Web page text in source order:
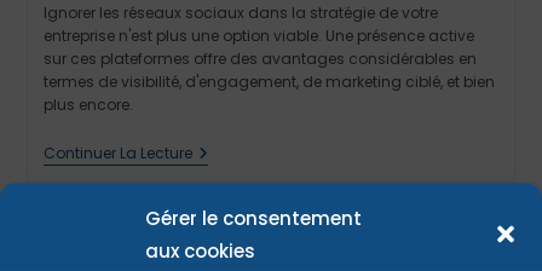
Gérer le consentement
aux cookies
Ignorer les réseaux sociaux dans la stratégie de votre
entreprise n'est plus une option viable. Une présence active
sur ces plateformes offre des avantages considérables en
termes de visibilité, d'engagement, de marketing ciblé, et bien
plus encore.
Continuer La LecturePourquoi
Votre
Doit
Absolument
Être